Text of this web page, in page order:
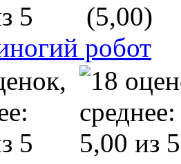
(5,00)
робот